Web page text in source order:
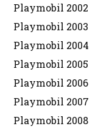
Playmobil 2002
Playmobil 2003
Playmobil 2004
Playmobil 2005
Playmobil 2006
Playmobil 2007
Playmobil 2008